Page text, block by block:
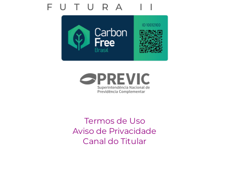
FUTURA II
Termos de Uso
Aviso de Privacidade
Canal do Titular